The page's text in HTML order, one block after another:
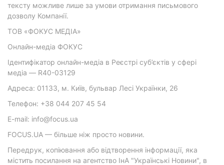
тексту можливе лише за умови отримання письмового
дозволу Компанії.
ТОВ «ФОКУС МЕДІА»
Онлайн-медіа ФОКУС
Ідентифікатор онлайн-медіа в Реєстрі суб’єктів у сфері
медіа — R40-03129
Адреса: 01133, м. Київ, бульвар Лесі Українки, 26
Телефон: +38 044 207 45 54
E-mail: info@focus.ua
FOCUS.UA — більше ніж просто новини.
Передрук, копіювання або відтворення інформації, яка
містить посилання на агентство ІнА "Українські Новини", в